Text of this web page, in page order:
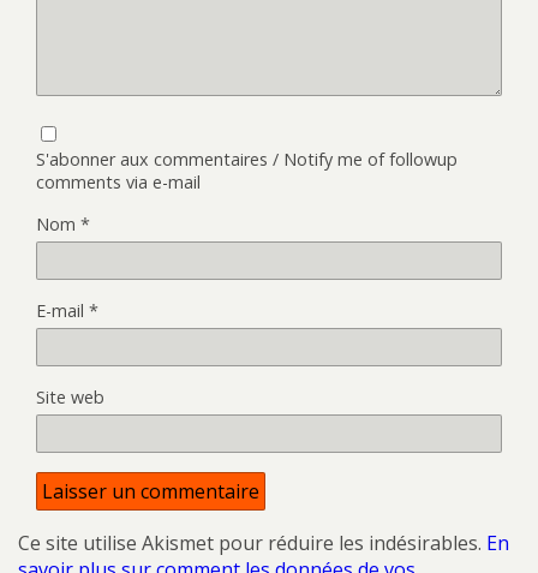
S'abonner aux commentaires / Notify me of followup
comments via e-mail
Nom *
E-mail *
Site web
Ce site utilise Akismet pour réduire les indésirables. En